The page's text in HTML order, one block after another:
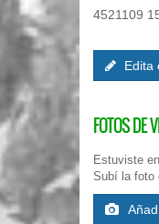
4521109
Edita
FOTOS DE
Estuviste
Subí la foto